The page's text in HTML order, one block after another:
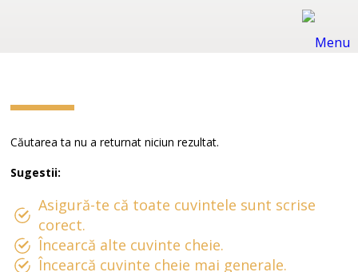
Căutarea ta nu a returnat niciun rezultat.
Sugestii:
Asigură-te că toate cuvintele sunt scrise
corect.
Încearcă alte cuvinte cheie.
Încearcă cuvinte cheie mai generale.